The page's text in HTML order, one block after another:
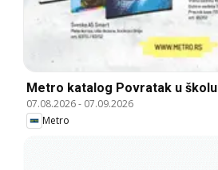
Metro katalog Povratak u školu
07.08.2026- 07.09.2026
Metro